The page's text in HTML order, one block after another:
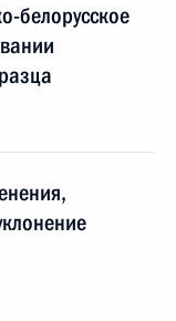
белорусское